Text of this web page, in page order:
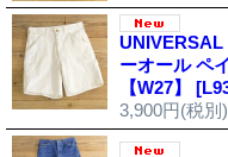
UNIVERSAL
ーオール ペ
【W27】
3,900円(税別)